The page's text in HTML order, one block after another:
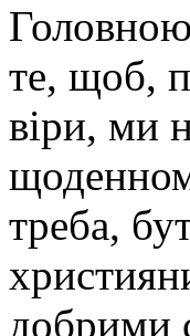
Головною
те, щоб,
віри, ми
треба,
добрими